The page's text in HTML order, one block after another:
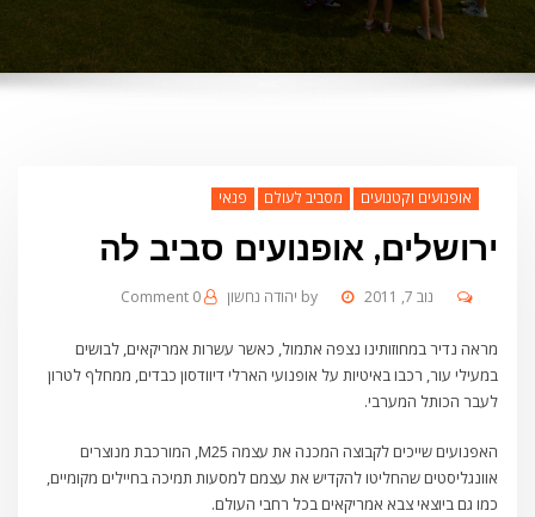
אופנועים וקטנועים מסביב לעולם פנאי
ירושלים, אופנועים סביב לה
by יהודה נחשון נוב 7, 2011 0 Comment
מראה נדיר במחוזותינו נצפה אתמול, כאשר עשרות אמריקאים, לבושים
במעילי עור, רכבו באיטיות על אופנועי הארלי דיוודסון כבדים, ממחלף לטרון
לעבר הכותל המערבי.
האפנועים שייכים לקבוצה המכנה את עצמה M25, המורכבת מנוצרים
אוונגליסטים שהחליטו להקדיש את עצמם למסעות תמיכה בחיילים מקומיים,
כמו גם ביוצאי צבא אמריקאים בכל רחבי העולם.